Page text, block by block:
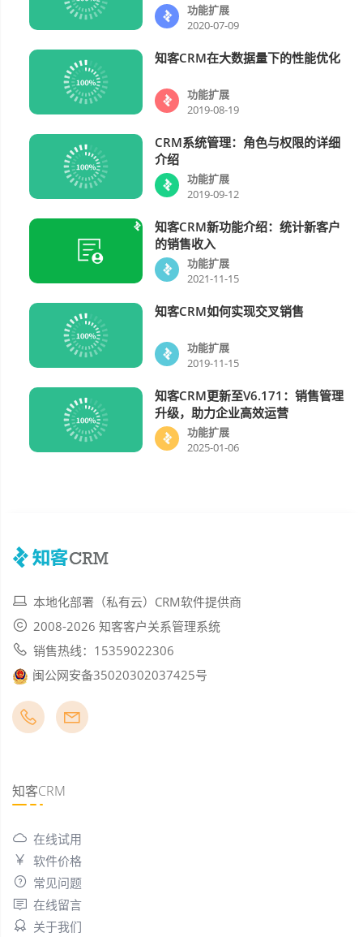
功能扩展
2020-07-09
知客CRM在大数据量下的性能优化
功能扩展
2019-08-19
CRM系统管理：角色与权限的详细
介绍
功能扩展
2019-09-12
知客CRM新功能介绍：统计新客户
的销售收入
功能扩展
2021-11-15
知客CRM如何实现交叉销售
功能扩展
2019-11-15
知客CRM更新至v6.171：销售管理
升级，助力企业高效运营
功能扩展
2025-01-06
本地化部署（私有云）CRM软件提供商
2008-2026 知客客户关系管理系统
销售热线：15359022306
闽公网安备35020302037425号
知客CRM
在线试用
软件价格
常见问题
在线留言
关于我们